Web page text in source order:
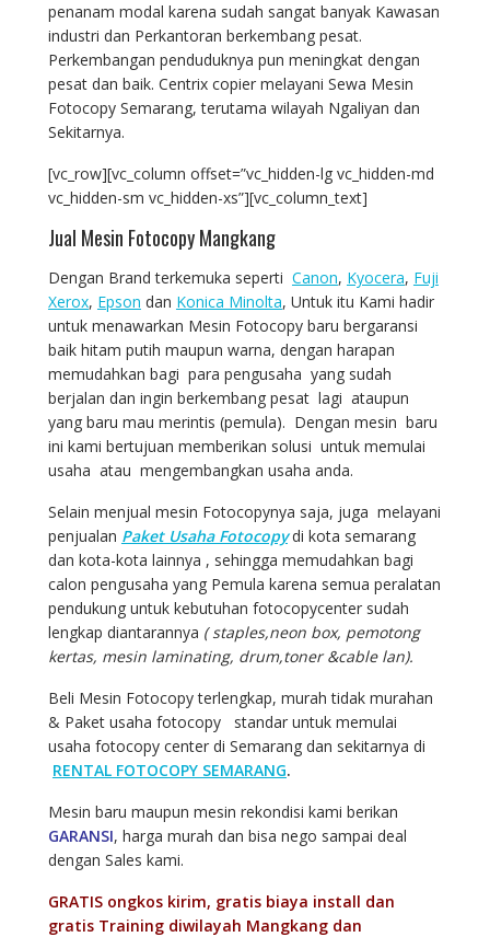
penanam modal karena sudah sangat banyak Kawasan
industri dan Perkantoran berkembang pesat.
Perkembangan penduduknya pun meningkat dengan
pesat dan baik. Centrix copier melayani Sewa Mesin
Fotocopy Semarang, terutama wilayah Ngaliyan dan
Sekitarnya.
[vc_row][vc_column offset=”vc_hidden-lg vc_hidden-md
vc_hidden-sm vc_hidden-xs”][vc_column_text]
Jual Mesin Fotocopy Mangkang
Dengan Brand terkemuka seperti Canon, Kyocera, Fuji
Xerox, Epson dan Konica Minolta, Untuk itu Kami hadir
untuk menawarkan Mesin Fotocopy baru bergaransi
baik hitam putih maupun warna, dengan harapan
memudahkan bagi para pengusaha yang sudah
berjalan dan ingin berkembang pesat lagi ataupun
yang baru mau merintis (pemula). Dengan mesin baru
ini kami bertujuan memberikan solusi untuk memulai
usaha atau mengembangkan usaha anda.
Selain menjual mesin Fotocopynya saja, juga melayani
penjualan Paket Usaha Fotocopydi kota semarang
dan kota-kota lainnya , sehingga memudahkan bagi
calon pengusaha yang Pemula karena semua peralatan
pendukung untuk kebutuhan fotocopycenter sudah
lengkap diantarannya ( staples,neon box, pemotong
kertas, mesin laminating, drum,toner &cable lan).
Beli Mesin Fotocopy terlengkap, murah tidak murahan
& Paket usaha fotocopy standar untuk memulai
usaha fotocopy center di Semarang dan sekitarnya di
RENTAL FOTOCOPY SEMARANG.
Mesin baru maupun mesin rekondisi kami berikan
GARANSI, harga murah dan bisa nego sampai deal
dengan Sales kami.
GRATIS ongkos kirim, gratis biaya install dan
gratis Training diwilayah Mangkang dan